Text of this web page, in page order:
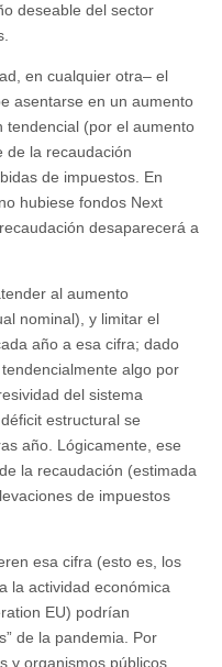
deseable del sector
en cualquier otra– el
asentarse en un aumento
tendencial (por el aumento
de la recaudación
de impuestos. En
hubiese fondos Next
desaparecerá a
al aumento
nominal), y limitar el
año a esa cifra; dado
algo por
del sistema
estructural se
año. Lógicamente, ese
la recaudación (estimada
de impuestos
esa cifra (esto es, los
la actividad económica
EU) podrían
de la pandemia. Por
y organismos públicos,